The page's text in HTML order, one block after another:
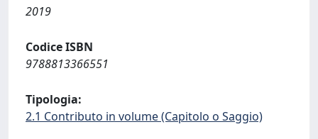
2019
Codice ISBN
9788813366551
Tipologia:
2.1 Contributo in volume (Capitolo o Saggio)